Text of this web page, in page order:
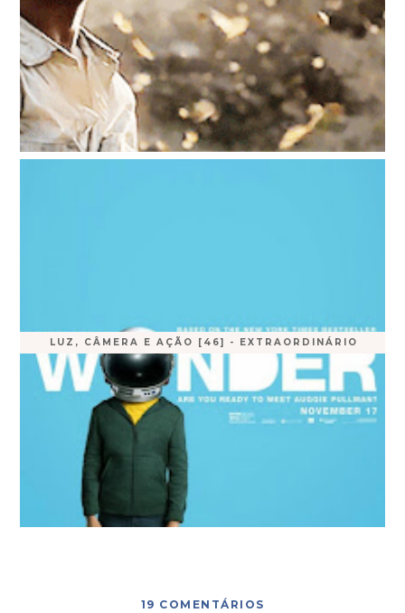
LUZ, CÂMERA E AÇÃO [46] - EXTRAORDINÁRIO
19 COMENTÁRIOS